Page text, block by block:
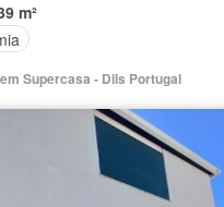
m²
Supercasa - Dils Portugal